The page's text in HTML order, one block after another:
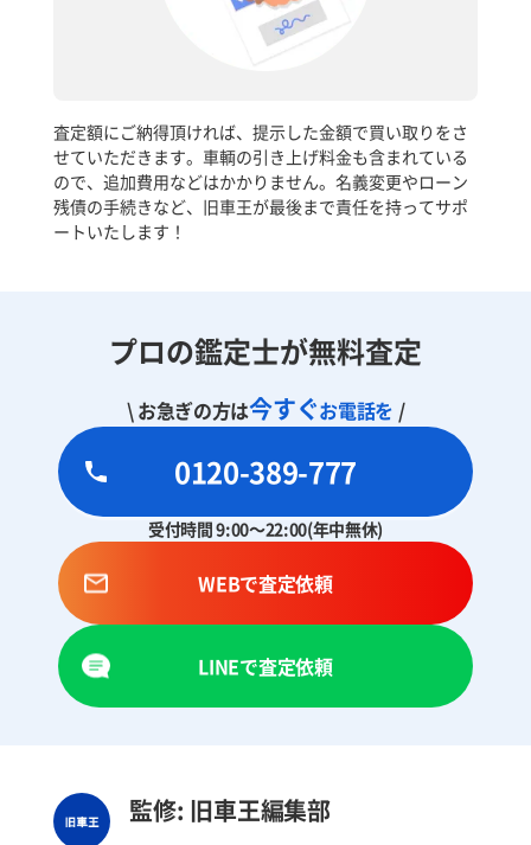
査定額にご納得頂ければ、提示した金額で買い取りをさ
せていただきます。車輌の引き上げ料金も含まれている
ので、追加費用などはかかりません。名義変更やローン
残債の手続きなど、旧車王が最後まで責任を持ってサポ
ートいたします！
プロの鑑定士が無料査定
\ お急ぎの方は今すぐお電話を /
0120-389-777
受付時間 9:00～22:00(年中無休)
WEBで査定依頼
LINEで査定依頼
監修: 旧車王編集部